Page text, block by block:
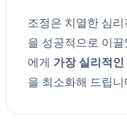
조정은 치열한 심
을 성공적으로 이끌
에게 가장 실리적인
을 최소화해 드립니